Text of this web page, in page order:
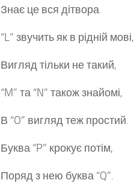
Знає це вся дітвора.
“L” звучить як в рідній мові,
Вигляд тільки не такий,
“M” та “N” також знайомі,
В “O” вигляд теж простий.
Буква “P” крокує потім,
Поряд з нею буква “Q”.